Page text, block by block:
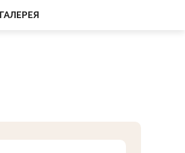
ГАЛЕРЕЯ